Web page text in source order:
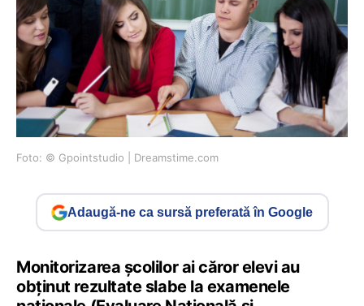
Foto: © Gpointstudio | Dreamstime.com
Adaugă-ne ca sursă preferată în Google
Monitorizarea școlilor ai căror elevi au
obţinut rezultate slabe la examenele